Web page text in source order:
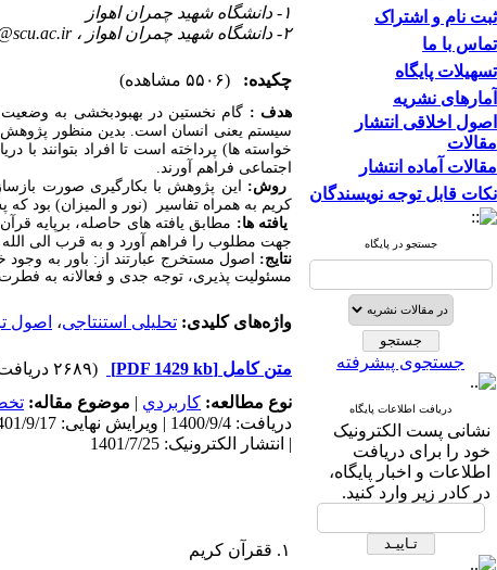
ثبت نام و اشتراک
تماس با ما
تسهیلات پایگاه
آمارهای نشریه
اصول اخلاقی انتشار
مقالات
مقالات آماده انتشار
نکات قابل توجه نویسندگان
جستجو در پایگاه
جستجوی پیشرفته
دریافت اطلاعات پایگاه
نشانی پست الکترونیک
خود را برای دریافت
اطلاعات و اخبار پایگاه،
در کادر زیر وارد کنید.
۱- دانشگاه شهید چمران اهواز
۲- دانشگاه شهید چمران اهواز ،
چکیده: (۵۵۰۶ مشاهده)
هدف : گام نخستین در بهبودبخشی به
سیستم یعنی انسان است. بدین منظور
خواسته ها) پرداخته است تا افراد بتوانند
اجتماعی فراهم آورند.
روش:
این پژوهش با بکارگیری صورت
کریم به همراه تفاسیر (نور و المیزان) بود
یافته ها: مطابق یافته های حاصله، برپایه
جهت مطلوب را فراهم آورد و به قرب الی الله
نتایج:
اصول مستخرج عبارتند از: باور به وجود
مسئولیت پذیری، توجه جدی و فعالانه به
واژه‌های کلیدی: تحلیلی استنتاجی، اصول
متن کامل [PDF 1429 kb]
(۲۶۸۹ دریافت)
نوع مطالعه: كاربردي | موضوع مقاله:
| انتشار الکترونیک: 1401/7/25
۱. ققرآن کریم